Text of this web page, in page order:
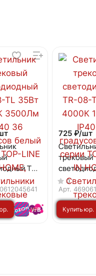
TR-
4000К
36
белый
LINE IN
725 ₽/шт
трековый
08-TL
1500Лм
градусов
серии
HOME
0
Арт.
Купить юр.